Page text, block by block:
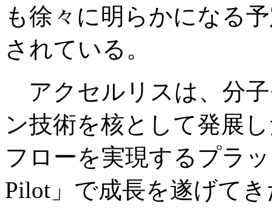
も徐々に明らかになる
されている。
アクセルリスは、分
ン技術を核として発展
フローを実現するプラ
Pilot」で成長を遂げて